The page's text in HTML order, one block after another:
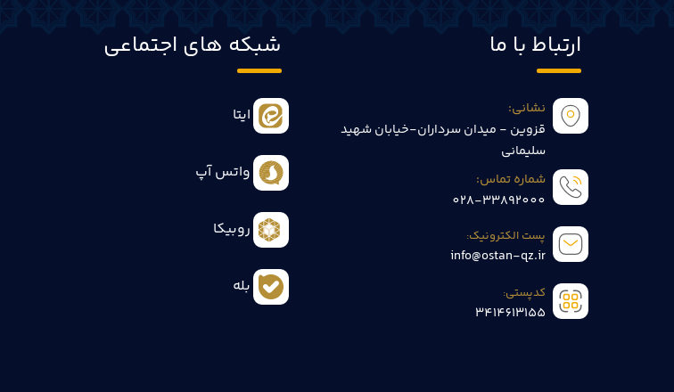
ارتباط با ما
نشانی:
قزوین - میدان سرداران-خیابان شهید
سلیمانی
شماره تماس:
028-33892000
پست الکترونیک:
info@ostan-qz.ir
کدپستی:
3414613155
شبکه های اجتماعی
ایتا
واتس آپ
روبیکا
بله